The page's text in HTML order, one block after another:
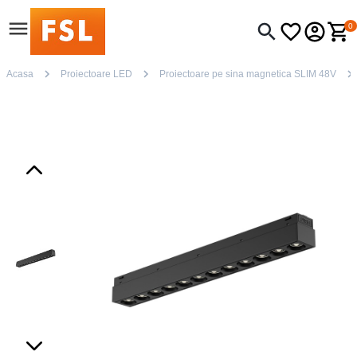
0
Acasa Proiectoare LED Proiectoare pe sina magnetica SLIM 48V